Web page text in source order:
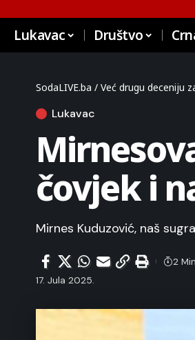
Lukavac Društvo
SodaLIVE.ba / Već drugu deceniju
Lukavac
čovjek i
Mirnes Kuduzović, naš
17. Jula 2025.
2